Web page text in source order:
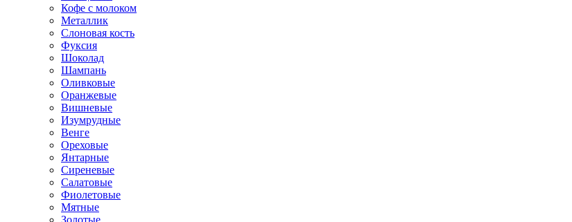
Кофе с молоком
Металлик
Слоновая кость
Фуксия
Шоколад
Шампань
Оливковые
Оранжевые
Вишневые
Изумрудные
Венге
Ореховые
Янтарные
Сиреневые
Салатовые
Фиолетовые
Мятные
Золотые